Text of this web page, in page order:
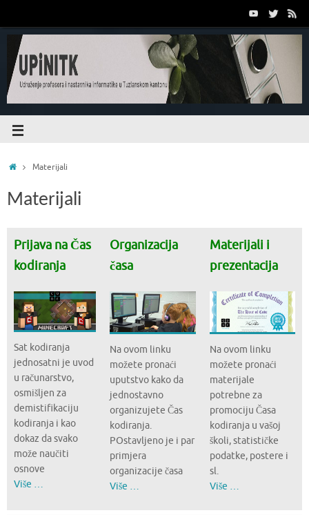
Materijali
Materijali
Prijava na Čas
kodiranja
Sat kodiranja
jednosatni je uvod
u računarstvo,
osmišljen za
demistifikaciju
kodiranja i kao
dokaz da svako
može naučiti
osnove
Više …
Organizacija
časa
Na ovom linku
možete pronaći
uputstvo kako da
jednostavno
organizujete Čas
kodiranja.
POstavljeno je i par
primjera
organizacije časa
Više …
Materijali i
prezentacija
Na ovom linku
možete pronaći
materijale
potrebne za
promociju Časa
kodiranja u vašoj
školi, statističke
podatke, postere i
sl.
Više …